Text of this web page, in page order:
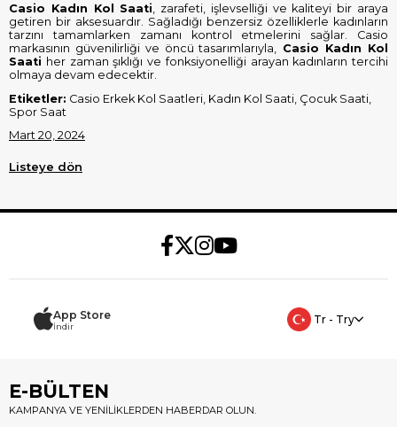
Casio Kadın Kol Saati , zarafeti, işlevselliği ve kaliteyi bir araya
getiren bir aksesuardır. Sağladığı benzersiz özelliklerle kadınların
tarzını tamamlarken zamanı kontrol etmelerini sağlar. Casio
markasının güvenilirliği ve öncü tasarımlarıyla,
Casio Kadın Kol
Saati her zaman şıklığı ve fonksiyonelliği arayan kadınların tercihi
olmaya devam edecektir.
Etiketler: Casio Erkek Kol Saatleri, Kadın Kol Saati, Çocuk Saati,
Spor Saat
Mart 20, 2024
Listeye dön
App Store
İndir
Tr - Try
E-BÜLTEN
KAMPANYA VE YENİLİKLERDEN HABERDAR OLUN.